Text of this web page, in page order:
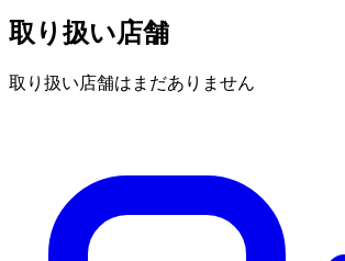
取り扱い店舗
取り扱い店舗はまだありません